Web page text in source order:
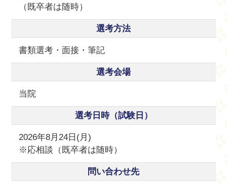
（既卒者は随時）
選考方法
書類選考・面接・筆記
選考会場
当院
選考日時（試験日）
2026年8月24日(月)
※応相談（既卒者は随時）
問い合わせ先